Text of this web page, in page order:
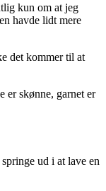
kun om at jeg
havde lidt mere
det kommer til at
er skønne, garnet er
ud i at lave en